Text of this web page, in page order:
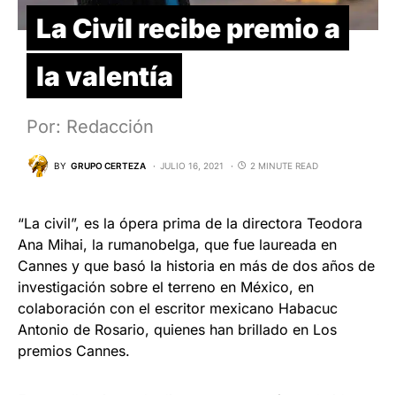
La Civil recibe premio a
la valentía
Por: Redacción
BY GRUPO CERTEZA JULIO 16, 2021 2 MINUTE READ
“La civil”, es la ópera prima de la directora Teodora
Ana Mihai, la rumanobelga, que fue laureada en
Cannes y que basó la historia en más de dos años de
investigación sobre el terreno en México, en
colaboración con el escritor mexicano Habacuc
Antonio de Rosario, quienes han brillado en Los
premios Cannes.